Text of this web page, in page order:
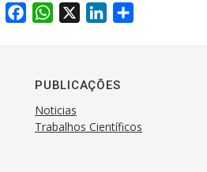
W
s
A
p
e
I
PUBLICAÇÕES
Noticias
Trabalhos Científicos